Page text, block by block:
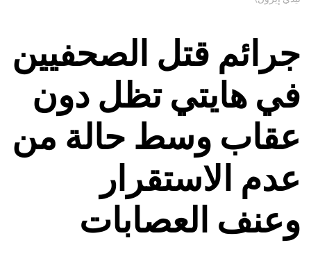
جرائم قتل الصحفيين
في هايتي تظل دون
عقاب وسط حالة من
عدم الاستقرار
وعنف العصابات